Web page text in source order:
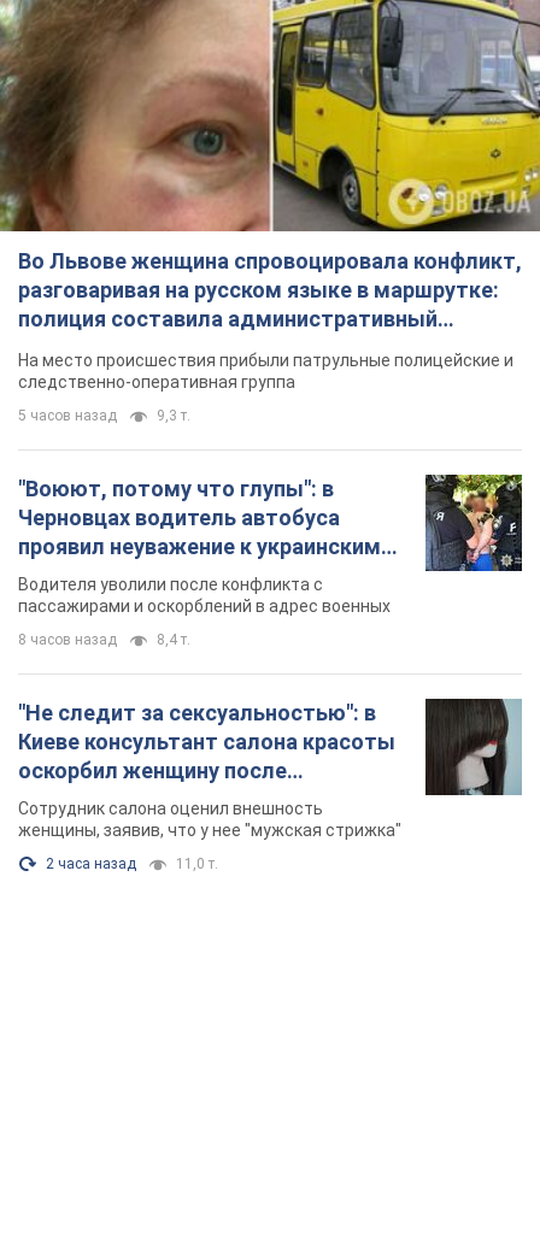
Во Львове женщина спровоцировала конфликт,
разговаривая на русском языке в маршрутке:
полиция составила административный
протокол. Видео
На место происшествия прибыли патрульные полицейские и
следственно-оперативная группа
5 часов назад 9,3 т.
"Воюют, потому что глупы": в
Черновцах водитель автобуса
проявил неуважение к украинским
военным и поплатился за это.
Видео
Водителя уволили после конфликта с
пассажирами и оскорблений в адрес военных
8 часов назад 8,4 т.
"Не следит за сексуальностью": в
Киеве консультант салона красоты
оскорбил женщину после
химиотерапии, разгорелся скандал.
Фото
Сотрудник салона оценил внешность
женщины, заявив, что у нее "мужская стрижка"
2 часа назад 11,0 т.